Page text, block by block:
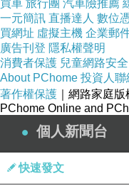
買車 旅行團 汽車險推薦
一元簡訊 直播達人 數位
買網址 虛擬主機 企業郵
廣告刊登 隱私權聲明
消費者保護 兒童網路安全
About PChome 投資人聯
著作權保護 ｜網路家庭
PChome Online and
個人新聞台
快速發文